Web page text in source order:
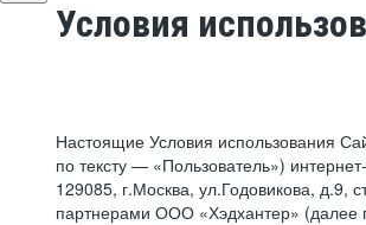
Условия
Настоящие Условия использования
по тексту — «Пользователь»)
129085, г.Москва, ул.Годовикова, д.9,
партнерами ООО «Хэдхантер» (далее